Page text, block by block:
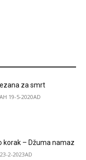
za smrt
19-5-2020AD
korak – Džuma namaz
2-2023AD